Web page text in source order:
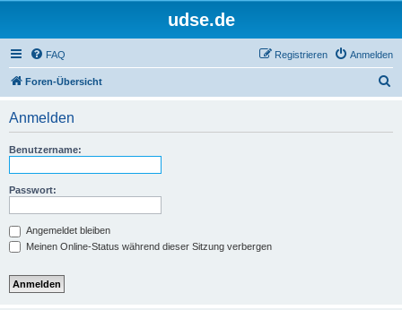
udse.de
FAQ Anmelden
Registrieren
Foren-Übersicht
Anmelden
Benutzername:
Passwort:
Angemeldet bleiben
Meinen Online-Status während dieser Sitzung verbergen